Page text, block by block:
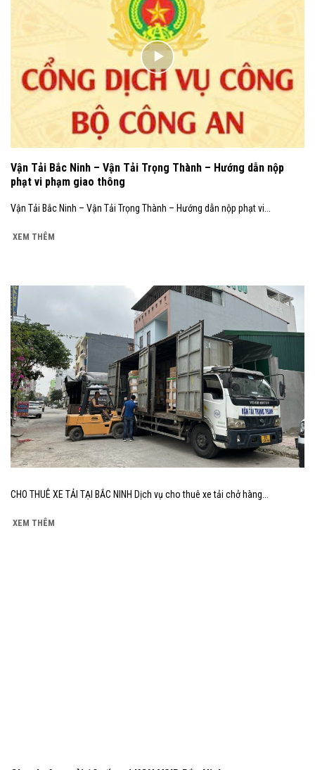
Vận Tải Bắc Ninh – Vận Tải Trọng Thành – Hướng dẫn nộp
phạt vi phạm giao thông
Vận Tải Bắc Ninh – Vận Tải Trọng Thành – Hướng dẫn nộp phạt vi...
XEM THÊM
CHO THUÊ XE TẢI TẠI BẮC NINH Dịch vụ cho thuê xe tải chở hàng...
XEM THÊM